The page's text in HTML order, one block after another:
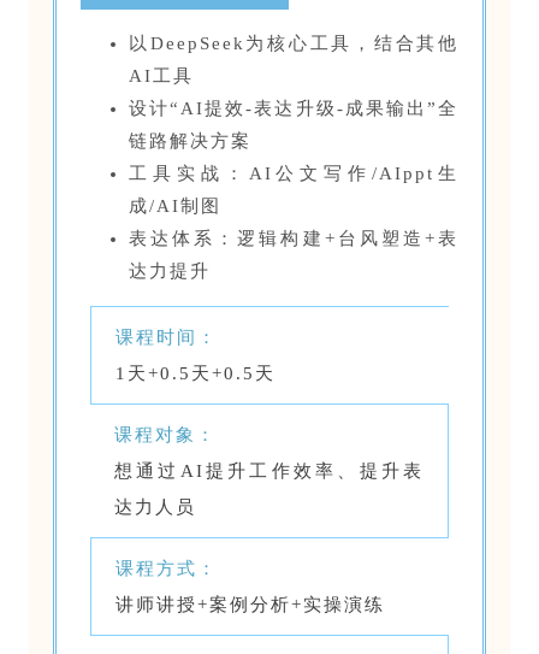
以DeepSeek为核心工具，结合其他
AI工具
设计“AI提效-表达升级-成果输出”全
链路解决方案
工具实战：AI公文写作/AIppt生
成/AI制图
表达体系：逻辑构建+台风塑造+表
达力提升
课程时间：
1天+0.5天+0.5天
课程对象：
想通过AI提升工作效率、提升表
达力人员
课程方式：
讲师讲授+案例分析+实操演练